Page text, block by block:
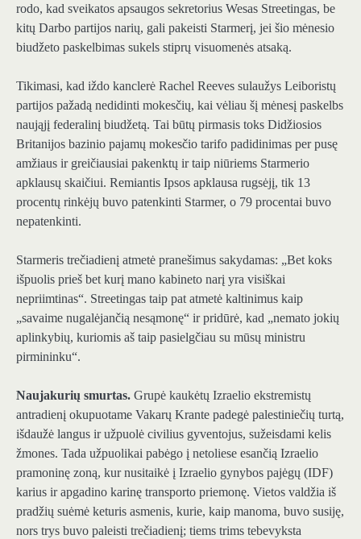
rodo, kad sveikatos apsaugos sekretorius Wesas Streetingas, be
kitų Darbo partijos narių, gali pakeisti Starmerį, jei šio mėnesio
biudžeto paskelbimas sukels stiprų visuomenės atsaką.
Tikimasi, kad iždo kanclerė Rachel Reeves sulaužys Leiboristų
partijos pažadą nedidinti mokesčių, kai vėliau šį mėnesį paskelbs
naująjį federalinį biudžetą. Tai būtų pirmasis toks Didžiosios
Britanijos bazinio pajamų mokesčio tarifo padidinimas per pusę
amžiaus ir greičiausiai pakenktų ir taip niūriems Starmerio
apklausų skaičiui. Remiantis Ipsos apklausa rugsėjį, tik 13
procentų rinkėjų buvo patenkinti Starmer, o 79 procentai buvo
nepatenkinti.
Starmeris trečiadienį atmetė pranešimus sakydamas: „Bet koks
išpuolis prieš bet kurį mano kabineto narį yra visiškai
nepriimtinas“. Streetingas taip pat atmetė kaltinimus kaip
„savaime nugalėjančią nesąmonę“ ir pridūrė, kad „nemato jokių
aplinkybių, kuriomis aš taip pasielgčiau su mūsų ministru
pirmininku“.
Naujakurių smurtas. Grupė kaukėtų Izraelio ekstremistų
antradienį okupuotame Vakarų Krante padegė palestiniečių turtą,
išdaužė langus ir užpuolė civilius gyventojus, sužeisdami kelis
žmones. Tada užpuolikai pabėgo į netoliese esančią Izraelio
pramoninę zoną, kur nusitaikė į Izraelio gynybos pajėgų (IDF)
karius ir apgadino karinę transporto priemonę. Vietos valdžia iš
pradžių suėmė keturis asmenis, kurie, kaip manoma, buvo susiję,
nors trys buvo paleisti trečiadienį; tiems trims tebevyksta